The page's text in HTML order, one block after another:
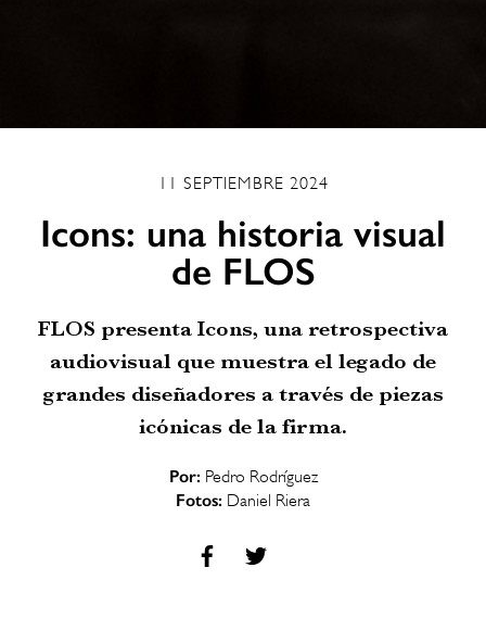
11 SEPTIEMBRE 2024
Icons: una historia visual
de FLOS
FLOS presenta Icons, una retrospectiva
audiovisual que muestra el legado de
grandes diseñadores a través de piezas
icónicas de la firma.
Por: Pedro Rodríguez
Fotos: Daniel Riera